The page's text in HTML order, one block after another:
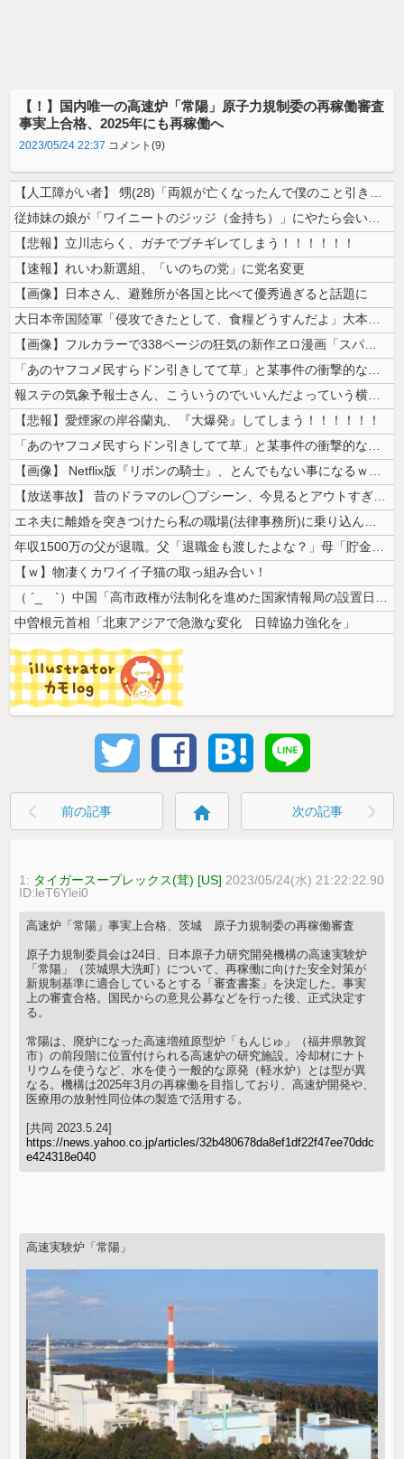
【！】国内唯一の高速炉「常陽」原子力規制委の再稼働審査
事実上合格、2025年にも再稼働へ
2023/05/24 22:37 コメント(9)
【人工障がい者】 甥(28)「両親が亡くなったんで僕のこと引き取ってほ...
従姉妹の娘が「ワイニートのジッジ（金持ち）」にやたら会いに来る理由ｗｗ...
【悲報】立川志らく、ガチでブチギレてしまう！！！！！！
【速報】れいわ新選組、「いのちの党」に党名変更
【画像】日本さん、避難所が各国と比べて優秀過ぎると話題に
大日本帝国陸軍「侵攻できたとして、食糧どうすんだよ」大本営「現地調達」...
【画像】フルカラーで338ページの狂気の新作ヱロ漫画「スパ・カイラクー...
「あのヤフコメ民すらドン引きしてて草」と某事件の衝撃的な公判が話題に、...
報ステの気象予報士さん、こういうのでいいんだよっていう横乳の張り
【悲報】愛煙家の岸谷蘭丸、『大爆発』してしまう！！！！！！
「あのヤフコメ民すらドン引きしてて草」と某事件の衝撃的な公判が話題に、...
【画像】 Netflix版『リボンの騎士』、とんでもない事になるｗｗｗ...
【放送事故】 昔のドラマのレ◯プシーン、今見るとアウトすぎる・・・
エネ夫に離婚を突きつけたら私の職場(法律事務所)に乗り込んできた 堂々...
年収1500万の父が退職。父「退職金も渡したよな？」母「貯金なんてない...
【ｗ】物凄くカワイイ子猫の取っ組み合い！
（ ´_ゝ`）中国「高市政権が法制化を進めた国家情報局の設置日が7月3...
中曽根元首相「北東アジアで急激な変化 日韓協力強化を」
前の記事 home 次の記事
1: タイガースープレックス(茸) [US] 2023/05/24(水) 21:22:22.90
ID:leT6Ylei0
高速炉「常陽」事実上合格、茨城 原子力規制委の再稼働審査
原子力規制委員会は24日、日本原子力研究開発機構の高速実験炉
「常陽」（茨城県大洗町）について、再稼働に向けた安全対策が
新規制基準に適合しているとする「審査書案」を決定した。事実
上の審査合格。国民からの意見公募などを行った後、正式決定す
る。
常陽は、廃炉になった高速増殖原型炉「もんじゅ」（福井県敦賀
市）の前段階に位置付けられる高速炉の研究施設。冷却材にナト
リウムを使うなど、水を使う一般的な原発（軽水炉）とは型が異
なる。機構は2025年3月の再稼働を目指しており、高速炉開発や、
医療用の放射性同位体の製造で活用する。
[共同 2023.5.24]
https://news.yahoo.co.jp/articles/32b480678da8ef1df22f47ee70ddc
e424318e040
高速実験炉「常陽」